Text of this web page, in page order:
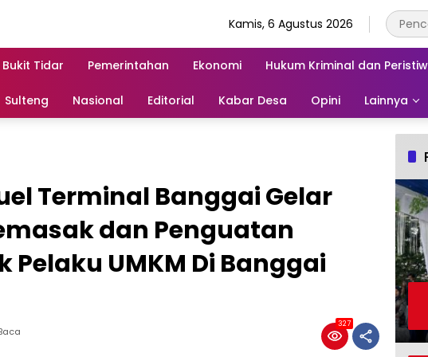
Kamis, 6 Agustus 2026
Bukit Tidar Pemerintahan Ekonomi Hukum Kriminal dan
Sulteng Nasional Editorial Kabar Desa Opini Lainnya
Terminal Banggai Gelar
dan Penguatan
Pelaku UMKM Di Banggai
327